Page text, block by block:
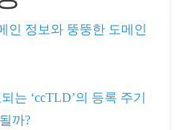
인 정보와 뚱뚱한 도메인
는 ‘ccTLD’의 등록 주기
까?